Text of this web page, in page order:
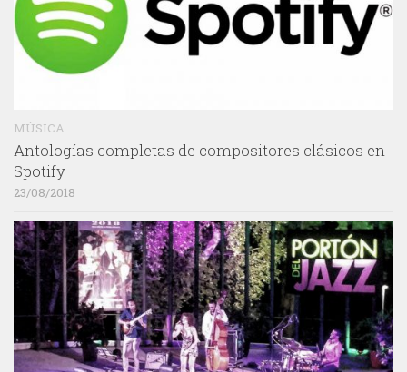
MÚSICA
Antologías completas de compositores clásicos en
Spotify
23/08/2018